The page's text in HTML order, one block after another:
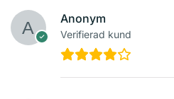
Anonym
Verifierad kund